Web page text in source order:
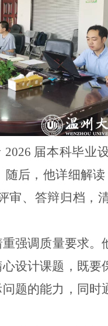
2026 届本科毕业
后，他详细解
审、答辩归档，
强调质量要求
设计课题，既
题的能力，同